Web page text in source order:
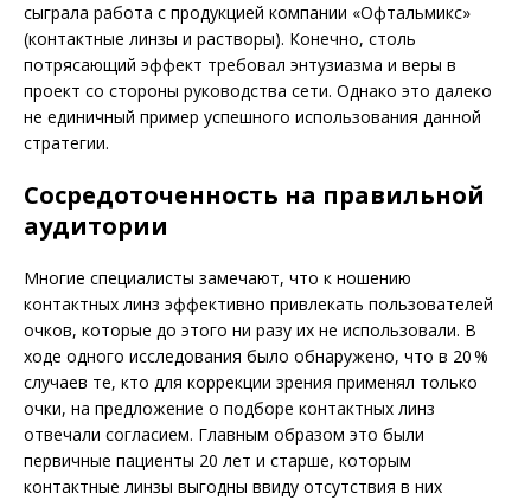
сыграла работа с продукцией компании «Офтальмикс»
(контактные линзы и растворы). Конечно, столь
потрясающий эффект требовал энтузиазма и веры в
проект со стороны руководства сети. Однако это далеко
не единичный пример успешного использования данной
стратегии.
Сосредоточенность на правильной
аудитории
Многие специалисты замечают, что к ношению
контактных линз эффективно привлекать пользователей
очков, которые до этого ни разу их не использовали. В
ходе одного исследования было обнаружено, что в 20 %
случаев те, кто для коррекции зрения применял только
очки, на предложение о подборе контактных линз
отвечали согласием. Главным образом это были
первичные пациенты 20 лет и старше, которым
контактные линзы выгодны ввиду отсутствия в них